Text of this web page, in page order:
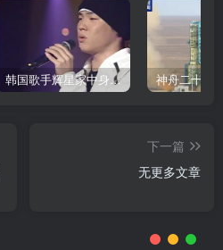
韩国歌手辉星家中身亡，终年43岁，警方调查死因
下一篇
无更多文章